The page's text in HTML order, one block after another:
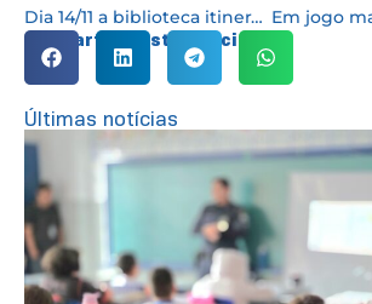
Dia 14/11 a biblioteca itinerante do Bibliosesc estará na Praça da Matriz em Cotia
Compartilhe esta notícia:
Últimas notícias